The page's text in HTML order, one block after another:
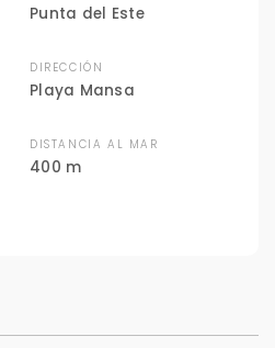
Punta del Este
DIRECCIÓN
Playa Mansa
DISTANCIA AL MAR
400 m